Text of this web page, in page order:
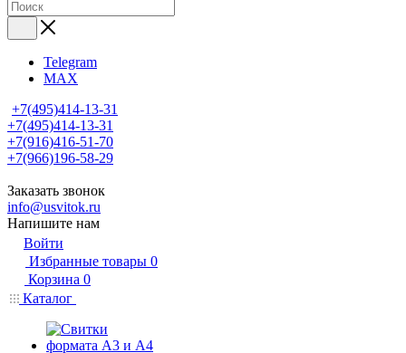
Telegram
MAX
+7(495)414-13-31
+7(495)414-13-31
+7(916)416-51-70
+7(966)196-58-29
Заказать звонок
info@usvitok.ru
Напишите нам
Войти
Избранные товары 0
Корзина 0
Каталог